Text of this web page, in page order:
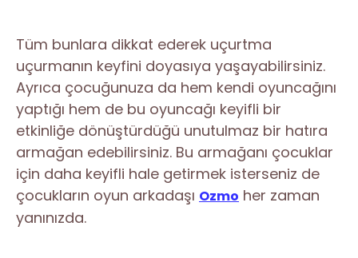
Tüm bunlara dikkat ederek uçurtma
uçurmanın keyfini doyasıya yaşayabilirsiniz.
Ayrıca çocuğunuza da hem kendi oyuncağını
yaptığı hem de bu oyuncağı keyifli bir
etkinliğe dönüştürdüğü unutulmaz bir hatıra
armağan edebilirsiniz. Bu armağanı çocuklar
için daha keyifli hale getirmek isterseniz de
çocukların oyun arkadaşı Ozmo her zaman
yanınızda.